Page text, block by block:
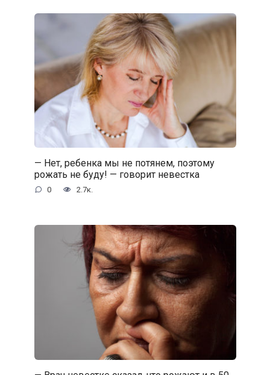
— Нет, ребенка мы не потянем, поэтому
рожать не буду! — говорит невестка
0 2.7к.